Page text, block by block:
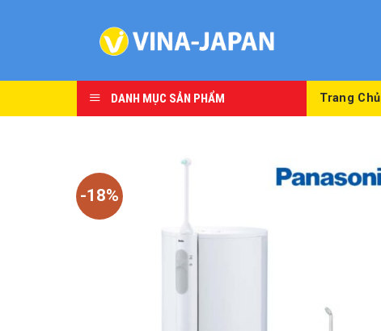
DANH MỤC SẢN PHẨM Trang Chủ
-18%